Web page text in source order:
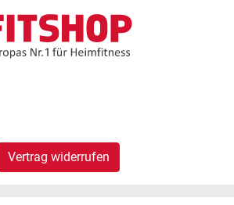
Vertrag widerrufen